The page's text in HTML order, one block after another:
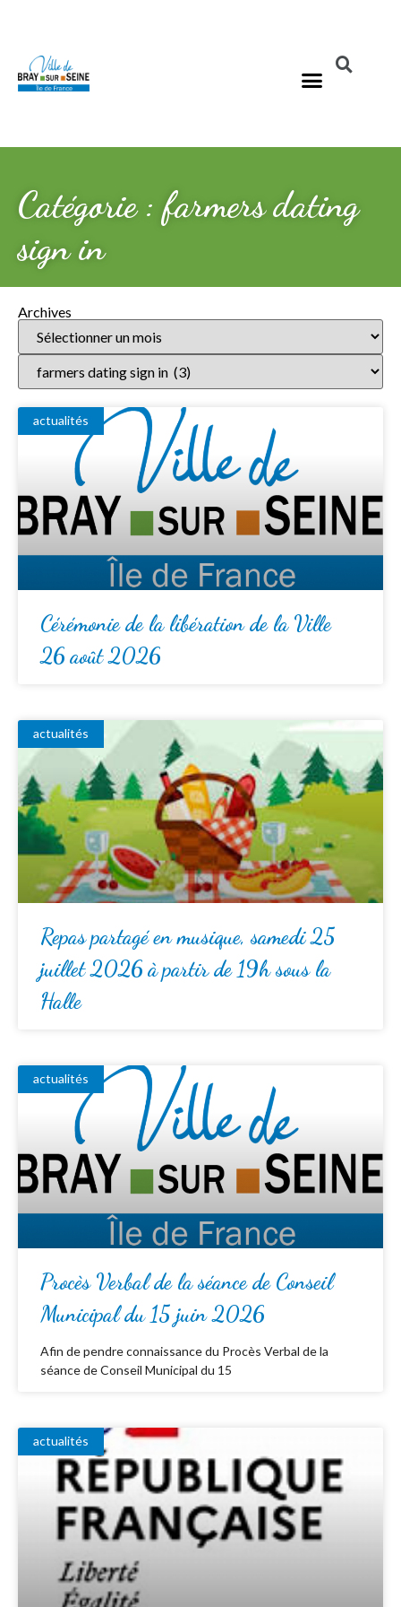
Catégorie : farmers dating
sign in
Archives
actualités
Cérémonie de la libération de la Ville
26 août 2026
actualités
Repas partagé en musique, samedi 25
juillet 2026 à partir de 19h sous la
Halle
actualités
Procès Verbal de la séance de Conseil
Municipal du 15 juin 2026
Afin de pendre connaissance du Procès Verbal de la
séance de Conseil Municipal du 15
actualités